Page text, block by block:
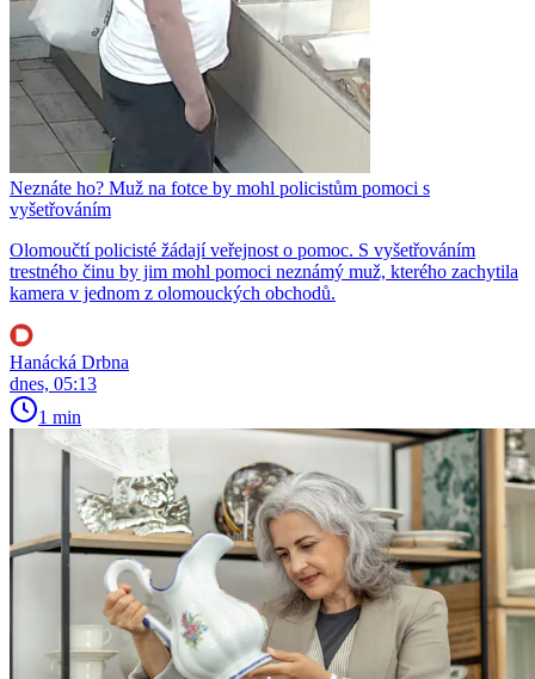
Neznáte ho? Muž na fotce by mohl policistům pomoci s
vyšetřováním
Olomoučtí policisté žádají veřejnost o pomoc. S vyšetřováním
trestného činu by jim mohl pomoci neznámý muž, kterého zachytila
kamera v jednom z olomouckých obchodů.
Hanácká Drbna
dnes, 05:13
1 min